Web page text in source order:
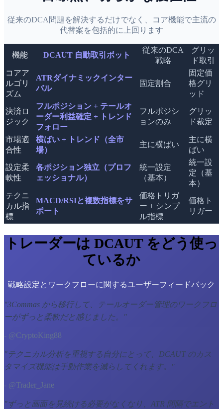
従来のDCA問題を解決するだけでなく、コア機能で主流の
代替案を包括的に上回ります
機能 DCAUT 自動取引ボット
従来のDCA
戦略
グリッ
ド取引
コアア
ルゴリ
ズム
ATRダイナミックインター
バル
固定割合
固定価
格グリ
ッド
決済ロ
ジック
フルポジション + テールオ
ーダー利益確定 + トレンド
フォロー
フルポジシ
ョンのみ
グリッ
ド裁定
市場適
合性
横ばい + トレンド（全市
場）
主に横ばい
主に横
ばい
設定柔
軟性
各ポジション独立（プロフ
ェッショナル）
統一設定
（基本）
統一設
定（基
本）
テクニ
カル指
標
MACD/RSIと複数指標をサ
ポート
価格トリガ
ー + シンプ
ル指標
価格ト
リガー
トレーダーは DCAUT をどう使っ
ているか
戦略設定とワークフローに関するユーザーフィードバック
"3Commas から移行して、テールオーダー管理のワークフロ
ーがずっと柔軟だと感じました。
"
- @CryptoKing88
"テクニカル分析を重視する自分にとって、DCAUT のカス
タマイズ機能は手動作業を減らしてくれます。
"
- @Trader_Jane
"ずっと画面を見続ける必要がなくなり、ATR 間隔でエント